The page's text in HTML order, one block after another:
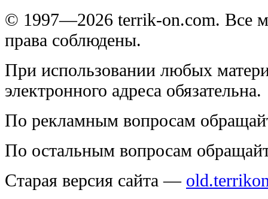
© 1997—2026 terrik-on.com. Все
права соблюдены.
При использовании любых
электронного адреса обязательна.
По рекламным вопросам
По остальным вопросам
Старая версия сайта —